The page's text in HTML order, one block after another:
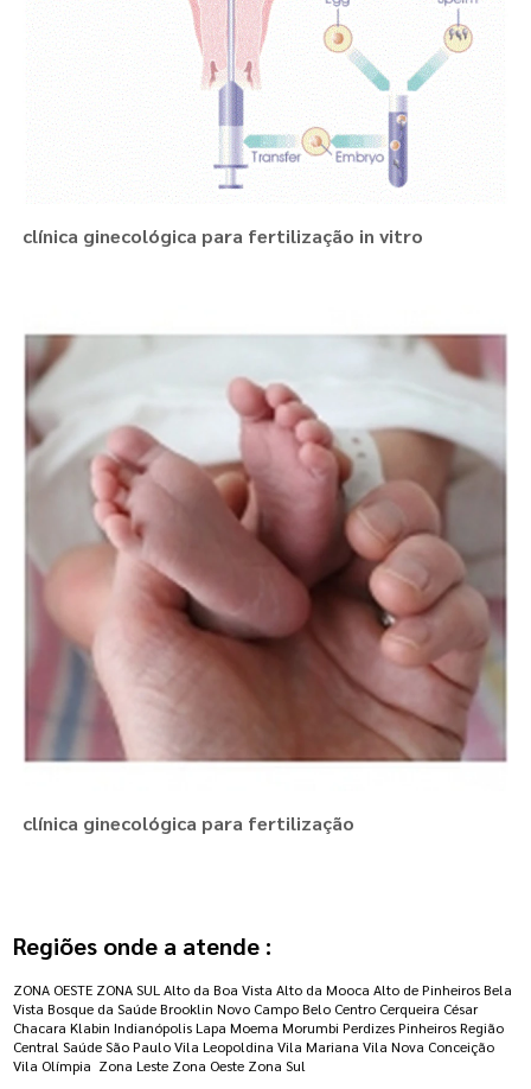
clínica ginecológica para fertilização in vitro
clínica ginecológica para fertilização
Regiões onde a atende :
ZONA OESTE ZONA SUL Alto da Boa Vista Alto da Mooca Alto de Pinheiros Bela
Vista Bosque da Saúde Brooklin Novo Campo Belo Centro Cerqueira César
Chacara Klabin Indianópolis Lapa Moema Morumbi Perdizes Pinheiros Região
Central Saúde São Paulo Vila Leopoldina Vila Mariana Vila Nova Conceição
Vila Olímpia Zona Leste Zona Oeste Zona Sul